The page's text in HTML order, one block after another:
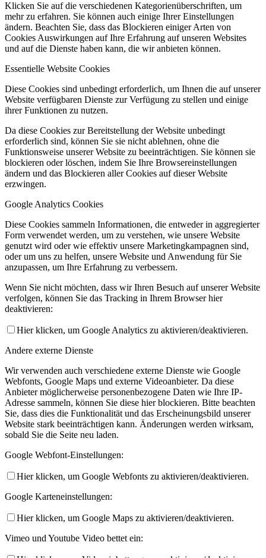
Klicken Sie auf die verschiedenen Kategorienüberschriften, um
mehr zu erfahren. Sie können auch einige Ihrer Einstellungen
ändern. Beachten Sie, dass das Blockieren einiger Arten von
Cookies Auswirkungen auf Ihre Erfahrung auf unseren Websites
und auf die Dienste haben kann, die wir anbieten können.
Essentielle Website Cookies
Diese Cookies sind unbedingt erforderlich, um Ihnen die auf unserer
Website verfügbaren Dienste zur Verfügung zu stellen und einige
ihrer Funktionen zu nutzen.
Da diese Cookies zur Bereitstellung der Website unbedingt
erforderlich sind, können Sie sie nicht ablehnen, ohne die
Funktionsweise unserer Website zu beeinträchtigen. Sie können sie
blockieren oder löschen, indem Sie Ihre Browsereinstellungen
ändern und das Blockieren aller Cookies auf dieser Website
erzwingen.
Google Analytics Cookies
Diese Cookies sammeln Informationen, die entweder in aggregierter
Form verwendet werden, um zu verstehen, wie unsere Website
genutzt wird oder wie effektiv unsere Marketingkampagnen sind,
oder um uns zu helfen, unsere Website und Anwendung für Sie
anzupassen, um Ihre Erfahrung zu verbessern.
Wenn Sie nicht möchten, dass wir Ihren Besuch auf unserer Website
verfolgen, können Sie das Tracking in Ihrem Browser hier
deaktivieren:
Hier klicken, um Google Analytics zu aktivieren/deaktivieren.
Andere externe Dienste
Wir verwenden auch verschiedene externe Dienste wie Google
Webfonts, Google Maps und externe Videoanbieter. Da diese
Anbieter möglicherweise personenbezogene Daten wie Ihre IP-
Adresse sammeln, können Sie diese hier blockieren. Bitte beachten
Sie, dass dies die Funktionalität und das Erscheinungsbild unserer
Website stark beeinträchtigen kann. Änderungen werden wirksam,
sobald Sie die Seite neu laden.
Google Webfont-Einstellungen:
Hier klicken, um Google Webfonts zu aktivieren/deaktivieren.
Google Karteneinstellungen:
Hier klicken, um Google Maps zu aktivieren/deaktivieren.
Vimeo und Youtube Video bettet ein: